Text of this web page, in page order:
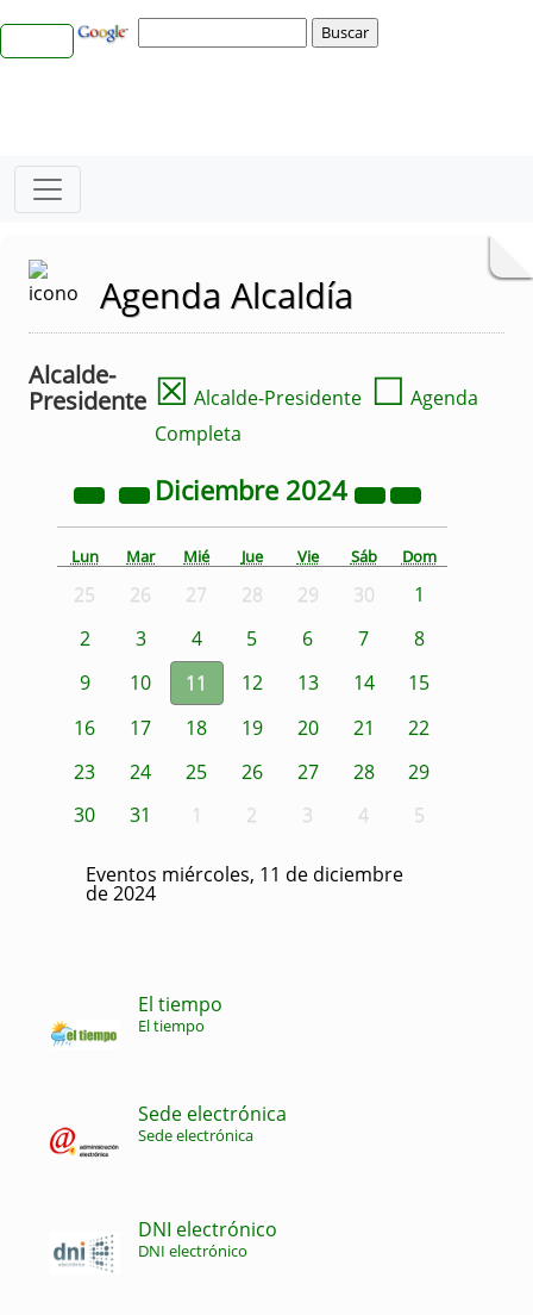
Agenda Alcaldía
Alcalde-
Presidente ☒ Alcalde-Presidente ☐ Agenda
Completa
Diciembre 2024
Lun Mar Mié Jue Vie Sáb Dom
25 26 27 28 29 30
1
2
3 4 5 6 7
8
9
10 11 12 13 14
15
16
17 18 19 20 21
22
23
24 25 26 27 28
29
30
31 1 2 3 4 5
Eventos miércoles, 11 de diciembre
de 2024
El tiempo
El tiempo
Sede electrónica
Sede electrónica
DNI electrónico
DNI electrónico